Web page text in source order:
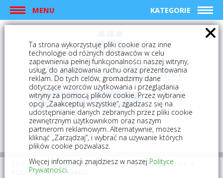
MENU KATEGORIE
logowanie rejestracja
Mój koszyk (0)
STRONA GŁÓWNA PŁYTKI
PŁYTKI PODŁOGOWE
KOLEKCJA BOULEVARD
Ta strona wykorzystuje pliki cookie oraz inne
technologie od różnych dostawców w celu
zapewnienia pełnej funkcjonalności naszej witryny,
usług, do analizowania ruchu oraz prezentowania
reklam. Do tych celów, gromadzimy dane
dotyczące wzorców użytkowania i przeglądania
witryny za pomocą plików cookie. Przez wybranie
opcji „Zaakceptuj wszystkie”, zgadzasz się na
udostępnianie danych zebranych przez pliki cookie
zewnętrznym użytkownikom oraz naszym
partnerom reklamowym. Alternatywnie, możesz
kliknąć „Zarządzaj”, i wybrać na używanie których
plików cookie pozwalasz.
Więcej informacji znajdziesz w naszej Polityce
Prywatności.